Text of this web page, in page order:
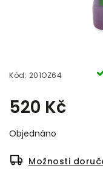
Kód: 201OZ64
520 Kč
Objednáno
Možnosti